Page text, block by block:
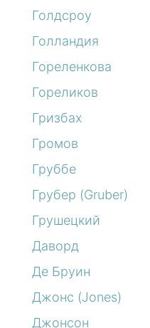
Голдсроу
Голландия
Гореленкова
Гореликов
Гризбах
Громов
Груббе
Грубер (Gruber)
Грушецкий
Даворд
Де Бруин
Джонс (Jones)
Джонсон